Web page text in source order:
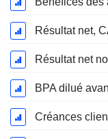
Résultat net,
Résultat net
BPA dilué
Créances